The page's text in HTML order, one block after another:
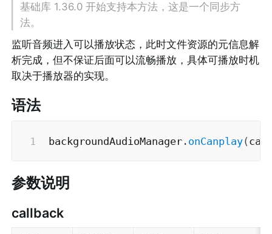
基础库 1.36.0 开始支持本方法，这是一个同步方
法。
监听音频进入可以播放状态，此时文件资源的元信息解
析完成，但不保证后面可以流畅播放，具体可播放时机
取决于播放器的实现。
语法
backgroundAudioManager . onCanplay(
参数说明
callback